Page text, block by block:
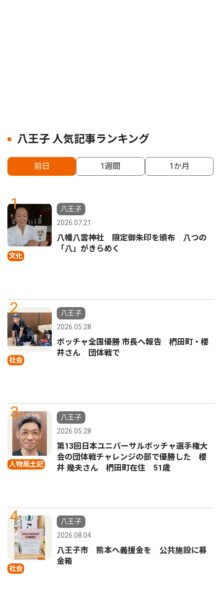
八王子 人気記事ランキング
前日 1週間 1か月
1
文化
八王子
2026.07.21
八幡八雲神社 限定御朱印を頒布 八つの
「八」がきらめく
2
社会
八王子
2026.05.28
ボッチャ全国優勝 市長へ報告 椚田町・櫻
井さん 団体戦で
3
人物風土記
八王子
2026.05.28
第13回日本ユニバーサルボッチャ選手権大
会の団体戦チャレンジの部で優勝した 櫻
井 幾夫さん 椚田町在住 51歳
4
社会
八王子
2026.08.04
八王子市 熊本へ義援金を 公共施設に募
金箱